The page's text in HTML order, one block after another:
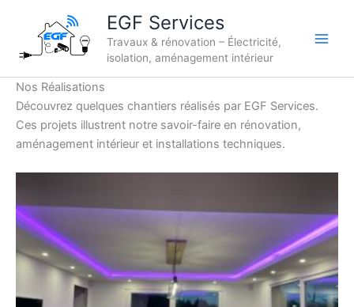
EGF Services
Travaux & rénovation – Électricité,
isolation, aménagement intérieur
Nos Réalisations
Découvrez quelques chantiers réalisés par EGF Services.
Ces projets illustrent notre savoir-faire en rénovation,
aménagement intérieur et installations techniques.